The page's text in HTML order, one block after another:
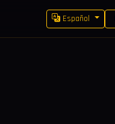
Español